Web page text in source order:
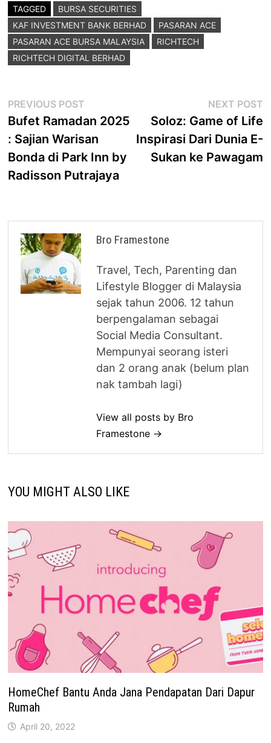
TAGGED
BURSA SECURITIES
KAF INVESTMENT BANK BERHAD
PASARAN ACE
PASARAN ACE BURSA MALAYSIA
RICHTECH
RICHTECH DIGITAL BERHAD
Post
navigation
PREVIOUS POST
post:
Bufet Ramadan 2025
: Sajian Warisan
Bonda di Park Inn by
Radisson Putrajaya
NEXT POST
Soloz: Game of Life
Inspirasi Dari Dunia E-
Sukan ke Pawagam
Bro Framestone
Travel, Tech, Parenting dan
Lifestyle Blogger di Malaysia
sejak tahun 2006. 12 tahun
berpengalaman sebagai
Social Media Consultant.
Mempunyai seorang isteri
dan 2 orang anak (belum plan
nak tambah lagi)
View all posts by Bro
Framestone →
YOU MIGHT ALSO LIKE
HomeChef Bantu Anda Jana Pendapatan Dari Dapur
Rumah
April 20, 2022